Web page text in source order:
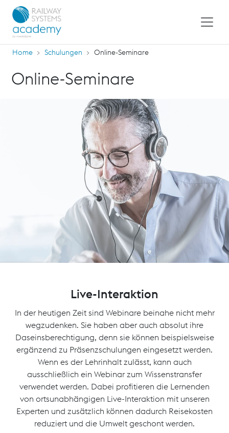
Home Schulungen Online-Seminare
Online-Seminare
Live-Interaktion
In der heutigen Zeit sind Webinare beinahe nicht mehr
wegzudenken. Sie haben aber auch absolut ihre
Daseinsberechtigung, denn sie können beispielsweise
ergänzend zu Präsenzschulungen eingesetzt werden.
Wenn es der Lehrinhalt zulässt, kann auch
ausschließlich ein Webinar zum Wissenstransfer
verwendet werden. Dabei profitieren die Lernenden
von ortsunabhängigen Live-Interaktion mit unseren
Experten und zusätzlich können dadurch Reisekosten
reduziert und die Umwelt geschont werden.